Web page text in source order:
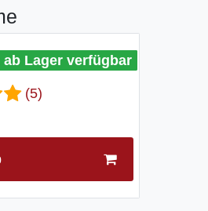
ab Lager verfügbar
(5)